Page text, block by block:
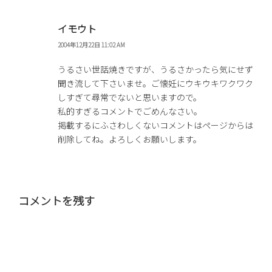
イモウト
2004年12月22日 11:02 AM
うるさい世話焼きですが、うるさかったら気にせず
聞き流して下さいませ。ご懐妊にウキウキワクワク
しすぎて尋常でないと思いますので。
私的すぎるコメントでごめんなさい。
掲載するにふさわしくないコメントはページからは
削除してね。よろしくお願いします。
コメントを残す